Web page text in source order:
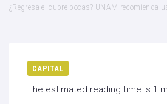
¿Regresa el cubre bocas? UNAM recomienda
CAPITAL
The estimated reading time is 1